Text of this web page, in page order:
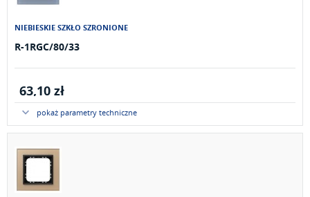
NIEBIESKIE SZKŁO SZRONIONE
R-1RGC/80/33
63,10 zł
pokaż parametry techniczne